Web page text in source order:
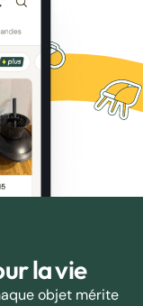
la vie
objet mérite